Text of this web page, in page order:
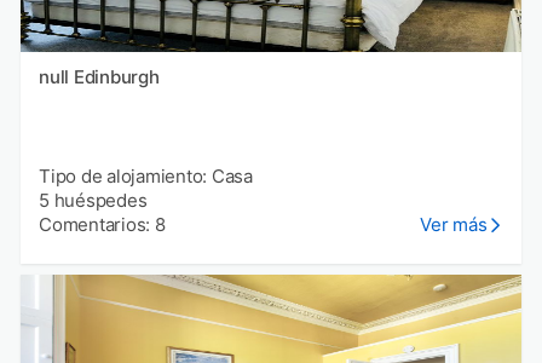
null Edinburgh
Tipo de alojamiento: Casa
5 huéspedes
Comentarios: 8
Ver más